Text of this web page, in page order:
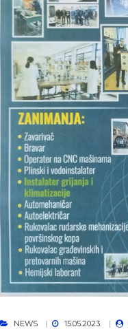
NEWS 15.05.2023.